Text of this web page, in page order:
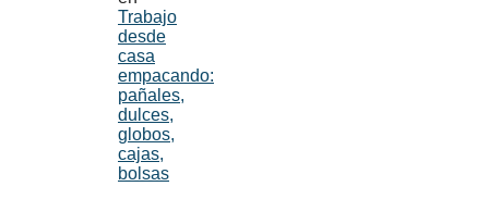
Trabajo
desde
casa
empacando:
pañales,
dulces,
globos,
cajas,
bolsas